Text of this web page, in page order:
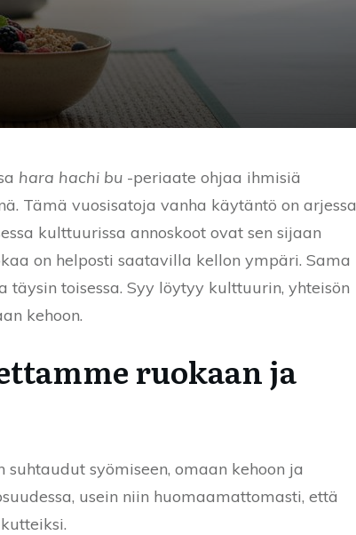
hara hachi bu -periaate ohjaa ihmisiä
Tämä vuosisatoja vanha käytäntö on arjessa
kulttuurissa annoskoot ovat sen sijaan
on helposti saatavilla kellon ympäri. Sama
toisessa. Syy löytyy kulttuurin, yhteisön
kehoon.
ruokaan ja
syömiseen, omaan kehoon ja
usein niin huomaamattomasti, että